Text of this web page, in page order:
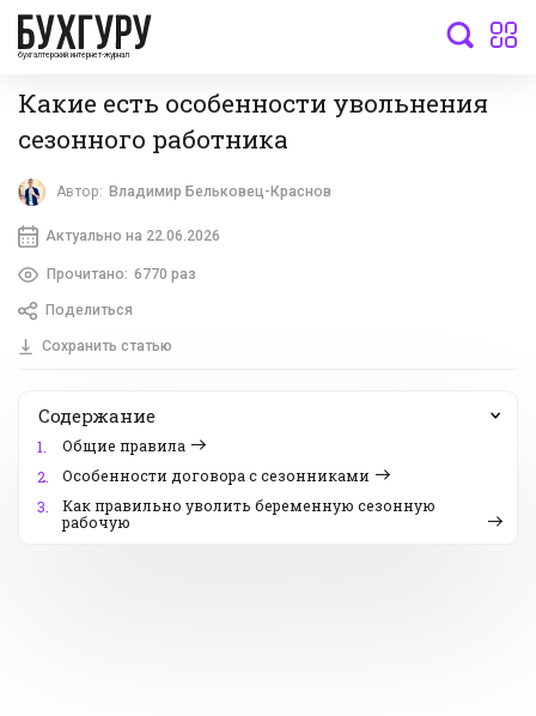
бухгалтерский интернет-журнал
Какие есть особенности увольнения
сезонного работника
Автор: Владимир Бельковец-Краснов
Актуально на 22.06.2026
Прочитано: 6770 раз
Поделиться
Сохранить статью
Содержание
1.
Общие правила
2.
Особенности договора с сезонниками
3.
Как правильно уволить беременную сезонную
рабочую